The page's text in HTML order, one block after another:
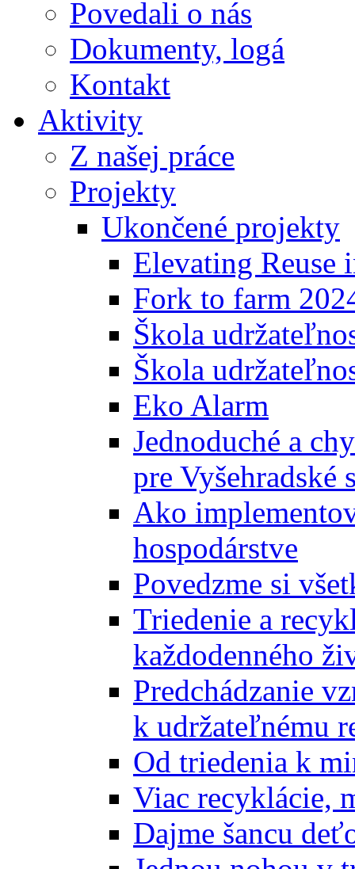
Povedali o nás
Dokumenty, logá
Kontakt
Aktivity
Z našej práce
Projekty
Ukončené projekty
Elevating Reuse
Fork to farm
Škola
Škola
Eko Alarm
Jednoduché a
pre Vyšehradské
Ako
hospodárstve
Povedzme si
Triedenie a
každodenného
Predchádzanie
k udržateľnému
Od triedenia k
Viac recyklácie,
Dajme šancu